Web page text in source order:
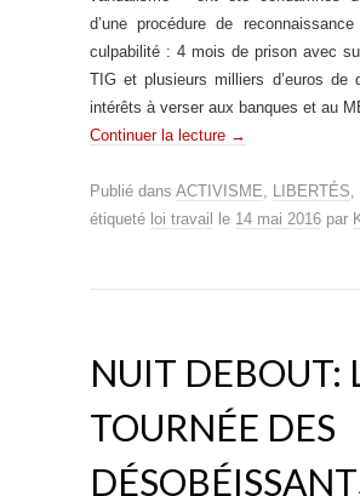
d’une procédure de
culpabilité : 4 mois de prison avec
TIG et plusieurs milliers d’euros de
intérêts à verser aux banques et au
Continuer la lecture →
Publié dans ACTIVISME LIBERTÉS
étiqueté loi travail le 14 mai 2016 par
NUIT DEBOUT:
TOURNÉE DES